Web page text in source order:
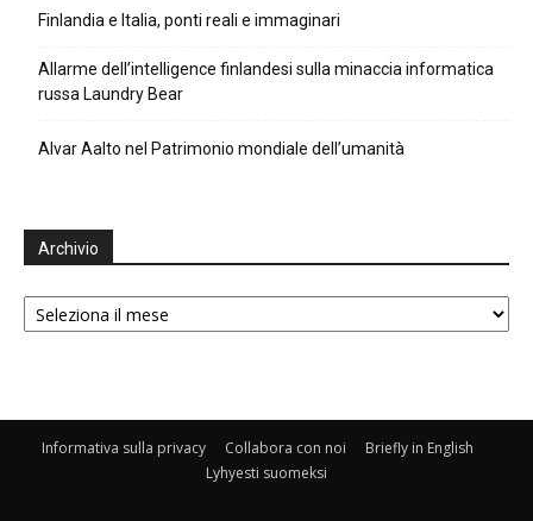
Finlandia e Italia, ponti reali e immaginari
Allarme dell’intelligence finlandesi sulla minaccia informatica
russa Laundry Bear
Alvar Aalto nel Patrimonio mondiale dell’umanità
Archivio
Archivio
Informativa sulla privacy Collabora con noi
Briefly in English
Lyhyesti suomeksi